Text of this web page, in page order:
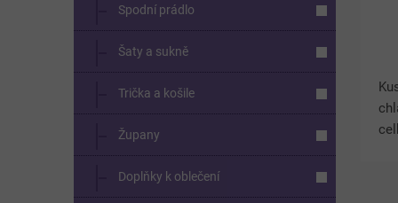
Spodní prádlo
Šaty a sukně
Trička a košile
Župany
Doplňky k oblečení